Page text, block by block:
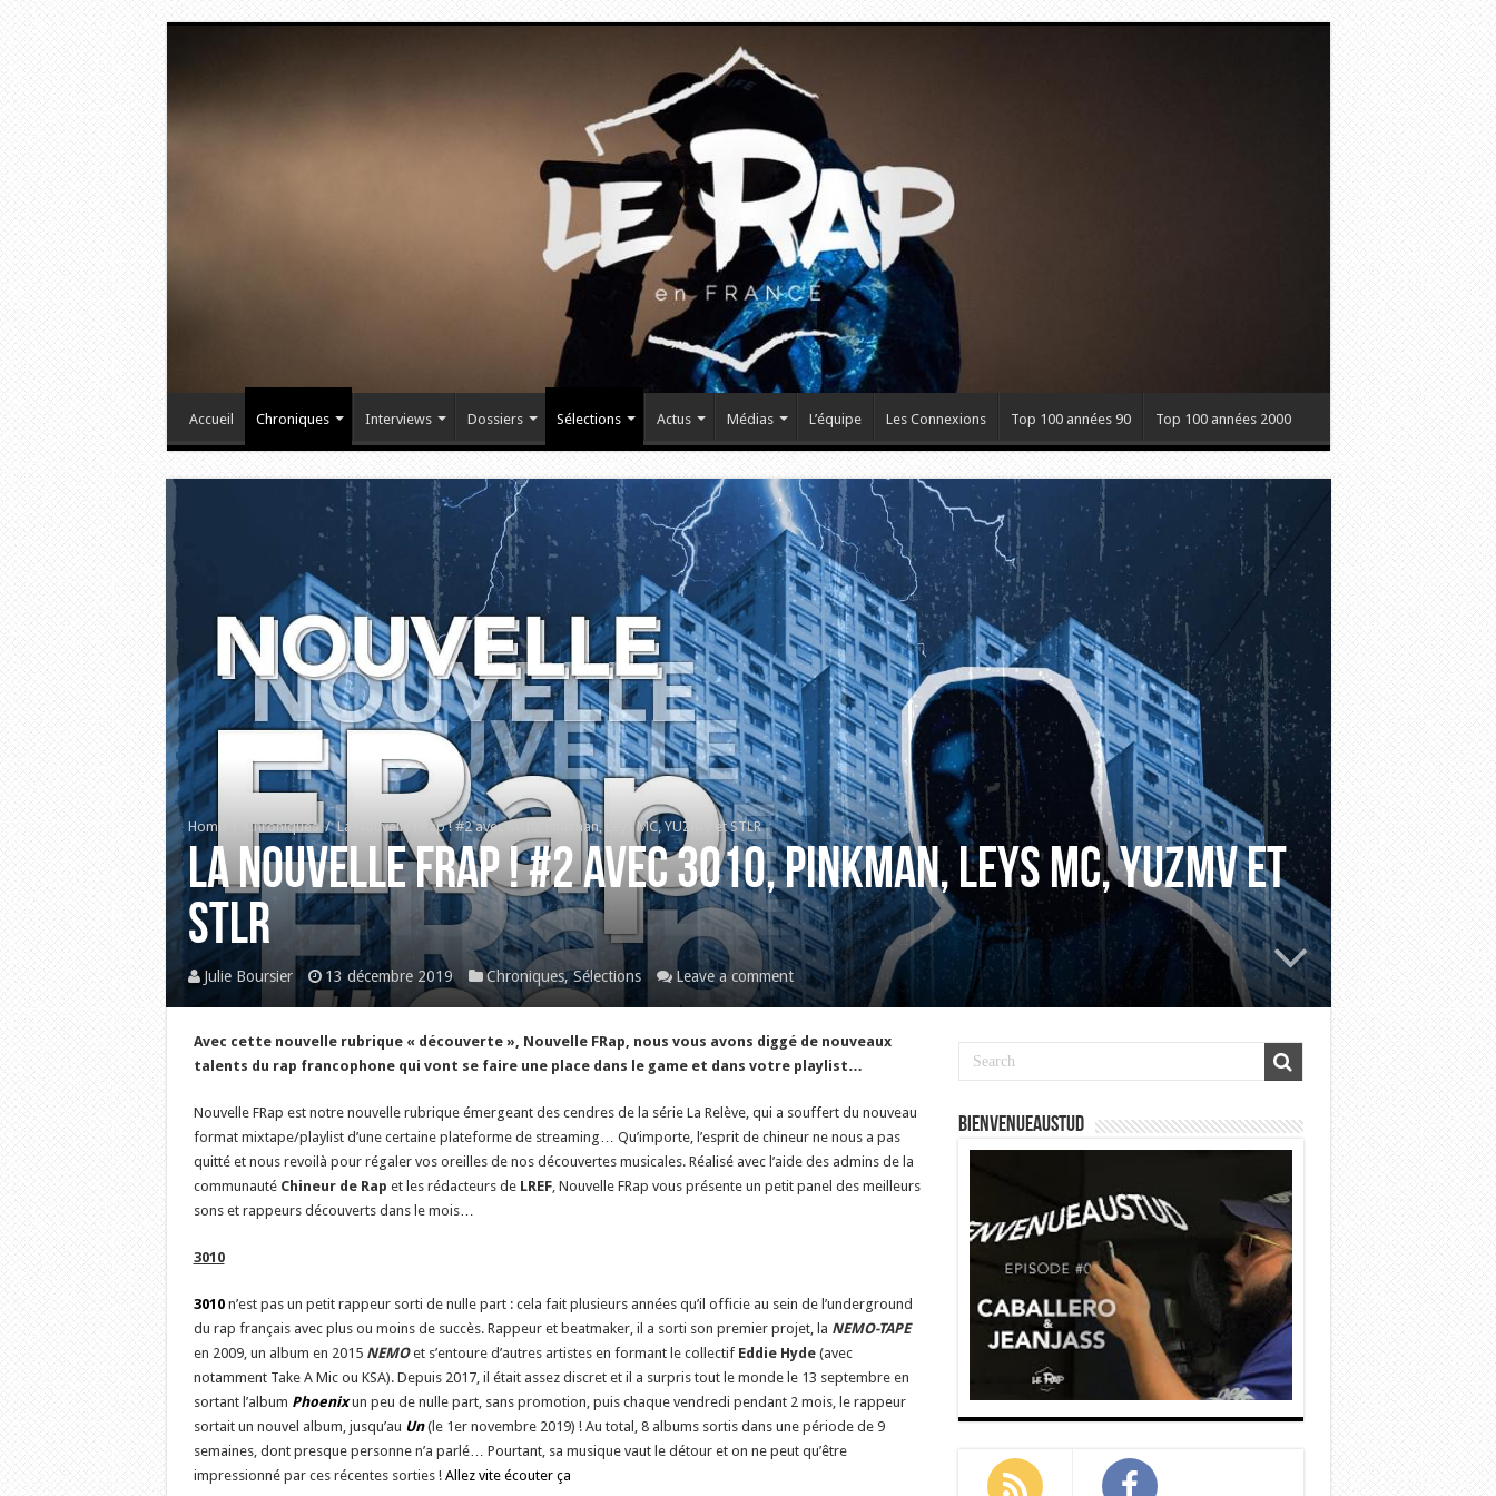
Accueil Chroniques Interviews Dossiers Sélections Actus Médias L’équipe Les Connexions Top 100 années 90 Top 100 années 2000
Home Chroniques / La Nouvelle FRap ! #2 avec 3010, Pinkman, Leys MC, YUZMV et STLR
La Nouvelle FRap ! #2 avec 3010, Pinkman, Leys MC, YUZMV et
STLR
Julie Boursier 13 décembre 2019 Chroniques,Sélections Leave a comment
Avec cette nouvelle rubrique « découverte », Nouvelle FRap, nous vous avons diggé de nouveaux
talents du rap francophone qui vont se faire une place dans le game et dans votre playlist…
Nouvelle FRap est notre nouvelle rubrique émergeant des cendres de la série La Relève, qui a souffert du nouveau
format mixtape/playlist d’une certaine plateforme de streaming… Qu’importe, l’esprit de chineur ne nous a pas
quitté et nous revoilà pour régaler vos oreilles de nos découvertes musicales. Réalisé avec l’aide des admins de la
communauté Chineur de Rap et les rédacteurs de LREF, Nouvelle FRap vous présente un petit panel des meilleurs
sons et rappeurs découverts dans le mois…
3010
3010n’est pas un petit rappeur sorti de nulle part : cela fait plusieurs années qu’il officie au sein de l’underground
du rap français avec plus ou moins de succès. Rappeur et beatmaker, il a sorti son premier projet, la NEMO-TAPE
en 2009, un album en 2015 NEMOet s’entoure d’autres artistes en formant le collectifEddie Hyde(avec
notamment Take A Mic ou KSA). Depuis 2017, il était assez discret et il a surpris tout le monde le 13 septembre en
sortant l’album Phoenix un peu de nulle part, sans promotion, puis chaque vendredi pendant 2 mois, le rappeur
sortait un nouvel album, jusqu’au Un (le 1er novembre 2019) ! Au total, 8 albums sortis dans une période de 9
semaines, dont presque personne n’a parlé… Pourtant, sa musique vaut le détour et on ne peut qu’être
impressionné par ces récentes sorties ! Allez vite écouter ça
Bienvenueaustud